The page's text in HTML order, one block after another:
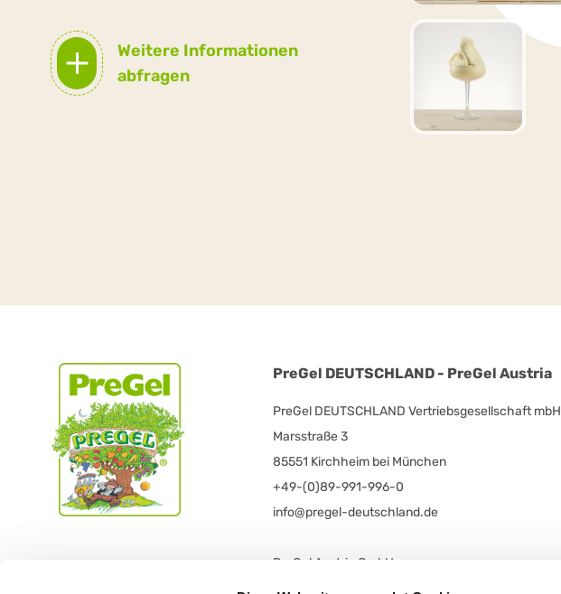
Weitere Informationen
abfragen
PreGel DEUTSCHLAND - PreGel Austria
PreGel DEUTSCHLAND Vertriebsgesellschaft mbH
Marsstraße 3
85551 Kirchheim bei München
+49-(0)89-991-996-0
info@pregel-deutschland.de
PreGel Austria GmbH